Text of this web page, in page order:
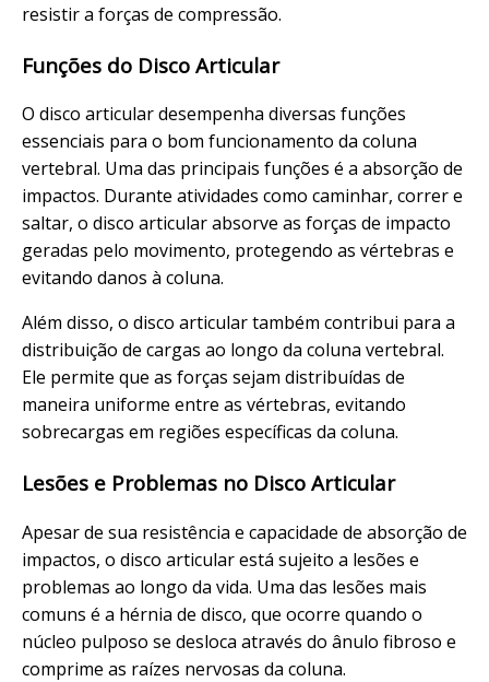
resistir a forças de compressão.
Funções do Disco Articular
O disco articular desempenha diversas funções
essenciais para o bom funcionamento da coluna
vertebral. Uma das principais funções é a absorção de
impactos. Durante atividades como caminhar, correr e
saltar, o disco articular absorve as forças de impacto
geradas pelo movimento, protegendo as vértebras e
evitando danos à coluna.
Além disso, o disco articular também contribui para a
distribuição de cargas ao longo da coluna vertebral.
Ele permite que as forças sejam distribuídas de
maneira uniforme entre as vértebras, evitando
sobrecargas em regiões específicas da coluna.
Lesões e Problemas no Disco Articular
Apesar de sua resistência e capacidade de absorção de
impactos, o disco articular está sujeito a lesões e
problemas ao longo da vida. Uma das lesões mais
comuns é a hérnia de disco, que ocorre quando o
núcleo pulposo se desloca através do ânulo fibroso e
comprime as raízes nervosas da coluna.